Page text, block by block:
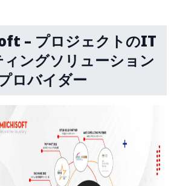
– プロジェクトのIT
ングソリューション
ロバイダー